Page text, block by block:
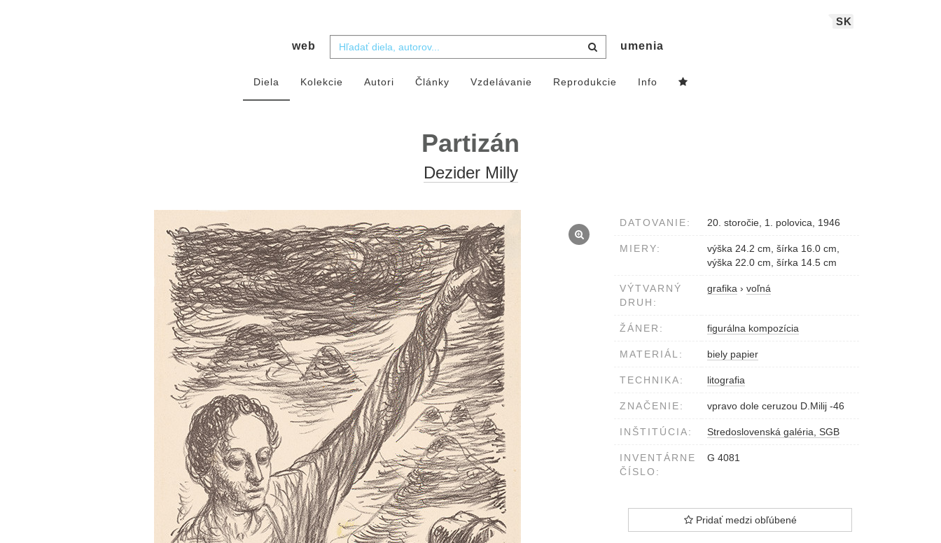
SK
web umenia
Diela Kolekcie Autori Články Vzdelávanie Reprodukcie Info
Partizán
Dezider Milly
DATOVANIE: 20. storočie, 1. polovica, 1946
MIERY:
výška 24.2 cm, šírka 16.0 cm,
výška 22.0 cm, šírka 14.5 cm
VÝTVARNÝ
DRUH:
grafika › voľná
ŽÁNER: figurálna kompozícia
MATERIÁL: biely papier
TECHNIKA: litografia
ZNAČENIE: vpravo dole ceruzou D.Milij -46
INŠTITÚCIA: Stredoslovenská galéria, SGB
INVENTÁRNE
ČÍSLO:
G 4081
Pridať medzi obľúbené